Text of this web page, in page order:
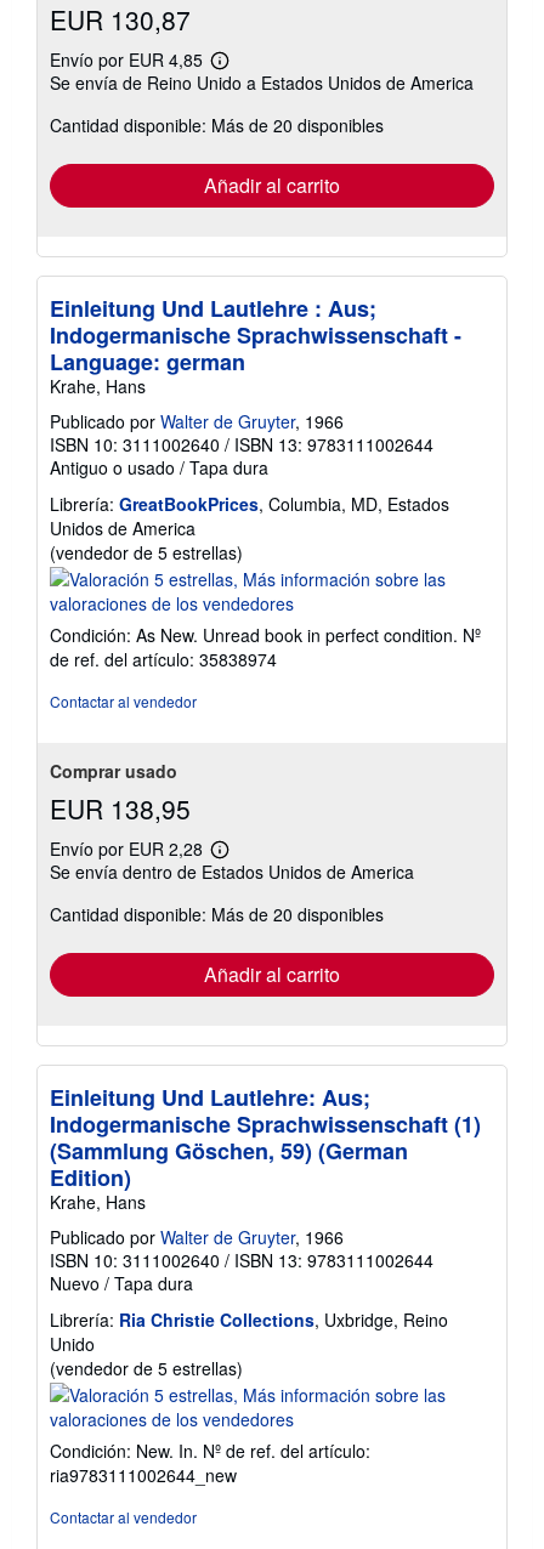
EUR 130,87
Envío por EUR 4,85
Más
información
las
envío
Se envía de Reino Unido a Estados Unidos de America
Cantidad disponible: Más de 20 disponibles
Añadir al carrito
Einleitung Und Lautlehre : Aus;
Indogermanische Sprachwissenschaft -
Language: german
Krahe, Hans
Publicado por Walter de Gruyter, 1966
ISBN 10: 3111002640 / ISBN 13: 9783111002644
Antiguo o usado / Tapa dura
Librería: GreatBookPrices, Columbia, MD, Estados
Unidos de America
(vendedor de 5 estrellas)
del
vendedor:
de
5
Condición: As New. Unread book in perfect condition. Nº
de ref. del artículo: 35838974
Contactar al vendedor
Comprar usado
EUR 138,95
Envío por EUR 2,28
Más
información
las
envío
Se envía dentro de Estados Unidos de America
Cantidad disponible: Más de 20 disponibles
Añadir al carrito
Einleitung Und Lautlehre: Aus;
Indogermanische Sprachwissenschaft (1)
(Sammlung Göschen, 59) (German
Edition)
Krahe, Hans
Publicado por Walter de Gruyter, 1966
ISBN 10: 3111002640 / ISBN 13: 9783111002644
Nuevo / Tapa dura
Librería: Ria Christie Collections, Uxbridge, Reino
Unido
(vendedor de 5 estrellas)
del
vendedor:
de
Condición: New. In. Nº de ref. del artículo:
ria9783111002644_new
Contactar al vendedor